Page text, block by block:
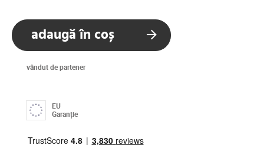
adaugă în coș
vândut de partener
EU
Garanție